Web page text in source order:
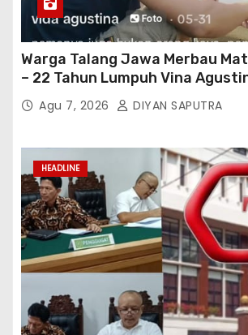
Warga Talang Jawa Merbau
– 22 Tahun Lumpuh Vina
Tiktok Inginkan Kursi Roda
Perwakilan Provinsi Lampung
Bertindak
Agu 7, 2026 DIYAN SAPUTRA
HEADLINE